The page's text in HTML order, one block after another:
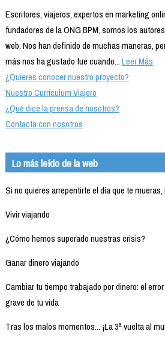
Escritores, viajeros, expertos en marketing
fundadores de la ONG BPM, somos los
web. Nos han definido de muchas maneras,
más nos ha gustado fue cuando...Leer Más
¿Quieres conocer nuestro proyecto?
Nuestro Currículum Viajero
¿Qué dice la prensa de nosotros?
Contacta con nosotros
Lo más leído de la web
Si no quieres arrepentirte el día que te mueras,
Vivir viajando
¿Cómo hemos superado nuestras crisis?
Ganar dinero viajando
Cambiar tu tiempo trabajado por dinero: el
grave de tu vida
Tras los malos momentos... ¡La 3ª vuelta al